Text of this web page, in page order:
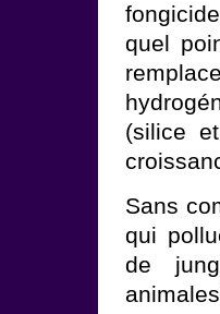
quel
(silice
Sans
qui
de